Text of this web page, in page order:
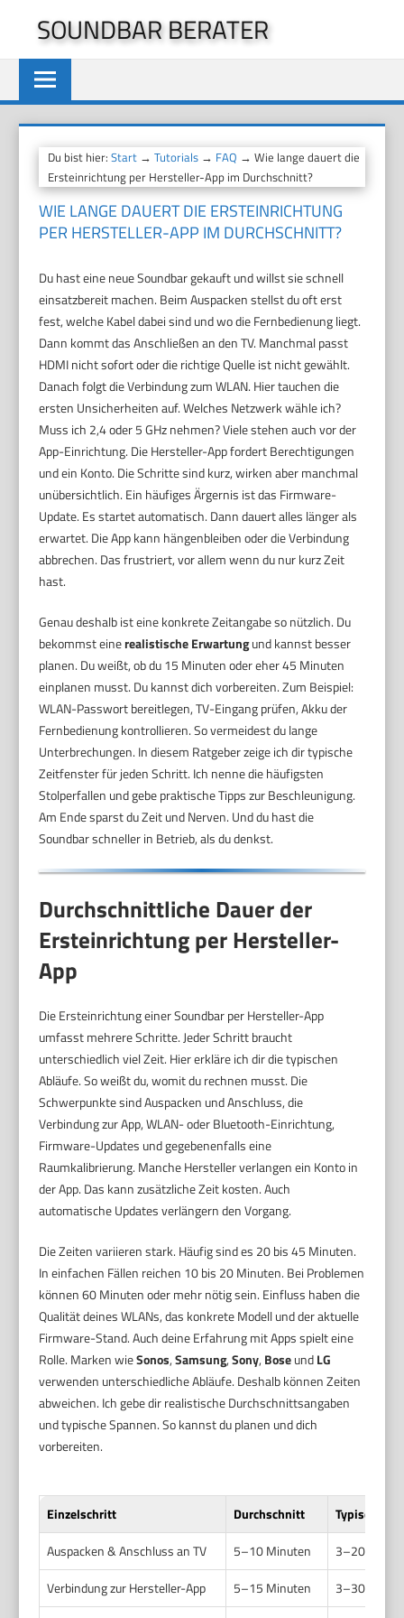
springen
SOUNDBAR BERATER
Du bist hier:Start →Tutorials → FAQ → Wie lange dauert die
Ersteinrichtung per Hersteller-App im Durchschnitt?
WIE LANGE DAUERT DIE ERSTEINRICHTUNG
PER HERSTELLER-APP IM DURCHSCHNITT?
Du hast eine neue Soundbar gekauft und willst sie schnell
einsatzbereit machen. Beim Auspacken stellst du oft erst
fest, welche Kabel dabei sind und wo die Fernbedienung liegt.
Dann kommt das Anschließen an den TV. Manchmal passt
HDMI nicht sofort oder die richtige Quelle ist nicht gewählt.
Danach folgt die Verbindung zum WLAN. Hier tauchen die
ersten Unsicherheiten auf. Welches Netzwerk wähle ich?
Muss ich 2,4 oder 5 GHz nehmen? Viele stehen auch vor der
App-Einrichtung. Die Hersteller-App fordert Berechtigungen
und ein Konto. Die Schritte sind kurz, wirken aber manchmal
unübersichtlich. Ein häufiges Ärgernis ist das Firmware-
Update. Es startet automatisch. Dann dauert alles länger als
erwartet. Die App kann hängenbleiben oder die Verbindung
abbrechen. Das frustriert, vor allem wenn du nur kurz Zeit
hast.
Genau deshalb ist eine konkrete Zeitangabe so nützlich. Du
bekommst einerealistische Erwartungund kannst besser
planen. Du weißt, ob du 15 Minuten oder eher 45 Minuten
einplanen musst. Du kannst dich vorbereiten. Zum Beispiel:
WLAN-Passwort bereitlegen, TV-Eingang prüfen, Akku der
Fernbedienung kontrollieren. So vermeidest du lange
Unterbrechungen. In diesem Ratgeber zeige ich dir typische
Zeitfenster für jeden Schritt. Ich nenne die häufigsten
Stolperfallen und gebe praktische Tipps zur Beschleunigung.
Am Ende sparst du Zeit und Nerven. Und du hast die
Soundbar schneller in Betrieb, als du denkst.
Durchschnittliche Dauer der
Ersteinrichtung per Hersteller-
App
Die Ersteinrichtung einer Soundbar per Hersteller-App
umfasst mehrere Schritte. Jeder Schritt braucht
unterschiedlich viel Zeit. Hier erkläre ich dir die typischen
Abläufe. So weißt du, womit du rechnen musst. Die
Schwerpunkte sind Auspacken und Anschluss, die
Verbindung zur App, WLAN- oder Bluetooth-Einrichtung,
Firmware-Updates und gegebenenfalls eine
Raumkalibrierung. Manche Hersteller verlangen ein Konto in
der App. Das kann zusätzliche Zeit kosten. Auch
automatische Updates verlängern den Vorgang.
Die Zeiten variieren stark. Häufig sind es 20 bis 45 Minuten.
In einfachen Fällen reichen 10 bis 20 Minuten. Bei Problemen
können 60 Minuten oder mehr nötig sein. Einfluss haben die
Qualität deines WLANs, das konkrete Modell und der aktuelle
Firmware-Stand. Auch deine Erfahrung mit Apps spielt eine
Rolle. Marken wieSonos,Samsung,Sony, BoseundLG
verwenden unterschiedliche Abläufe. Deshalb können Zeiten
abweichen. Ich gebe dir realistische Durchschnittsangaben
und typische Spannen. So kannst du planen und dich
vorbereiten.
Einzelschritt Durchschnitt
Typische
Auspacken & Anschluss an TV
5–10 Minuten
3–20
Verbindung zur Hersteller-App
5–15 Minuten
3–30